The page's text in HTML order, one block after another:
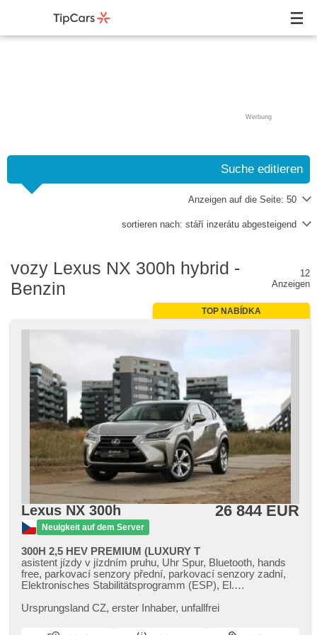
Werbung
Suche editieren
Anzeigen auf die Seite: 50
sortieren nach: stáří inzerátu abgesteigend
vozy Lexus NX 300h hybrid -
Benzin
12
Anzeigen
TOP NABÍDKA
Lexus NX 300h
Neuigkeit auf dem Server
26 844 EUR
300H 2,5 HEV PREMIUM (LUXURY T
asistent jízdy v jízdním pruhu, Uhr Spur, Bluetooth, hands
free, parkovací senzory přední, parkovací senzory zadní,
Elektronisches Stabilitätsprogramm (ESP), El.
El. Spiegel, USB, head-up display, isofix, Fahrkamera, 2-
volantem, Navigation, beheizte Spiegel, beheizte Sitze,
Ursprungsland CZ,​ erster Inhaber,​ unfallfrei